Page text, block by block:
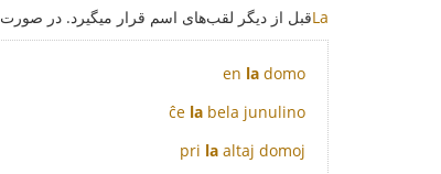
Laقبل از دیگر لقب‌های اسم قرار میگیرد. در
en la domo
ĉe la bela junulino
pri la altaj domoj